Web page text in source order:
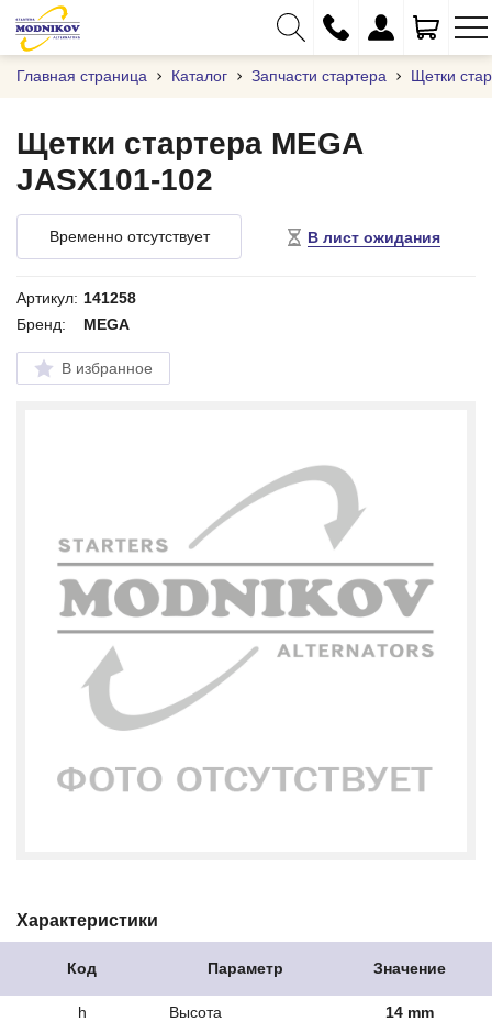
+375 (17) 373-97-09
+375 (29) 262-61-18
Главная страница Каталог Запчасти стартера Щетки
Временно отсутствует В лист ожидания
Щетки стартера MEGA
JASX101-102
Артикул: 141258
Бренд:
MEGA
В избранное
Характеристики
Код Параметр Значение
h Высота
14 mm